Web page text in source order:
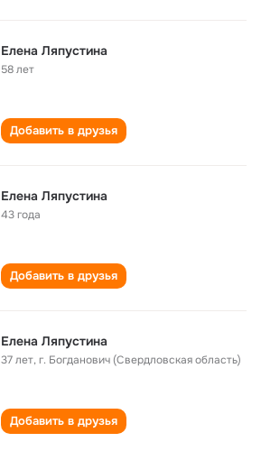
Елена Ляпустина
58 лет
Добавить в друзья
Елена Ляпустина
43 года
Добавить в друзья
Елена Ляпустина
37 лет,г. Богданович (Свердловская область)
Добавить в друзья